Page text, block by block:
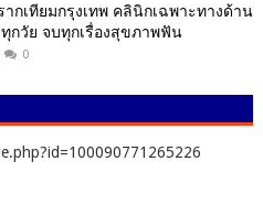
กเทียมกรุงเทพ คลินิกเฉพาะทางด้าน
กวัย จบทุกเรื่องสุขภาพฟัน
0